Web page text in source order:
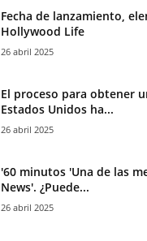
Fecha de lanzamiento,
Hollywood Life
26 abril 2025
El proceso para obtener
Estados Unidos ha...
26 abril 2025
'60 minutos 'Una de las
News'. ¿Puede...
26 abril 2025